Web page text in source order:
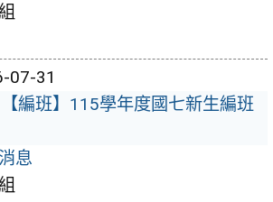
07-31
【編班】115學年度國七新生編班
息